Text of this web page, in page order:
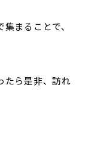
まることで、
たら是非、訪れ